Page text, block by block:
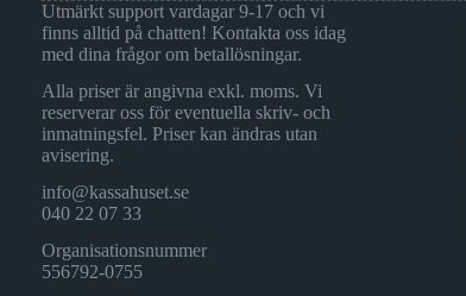
Utmärkt support vardagar 9-17 och vi
finns alltid på chatten! Kontakta oss idag
med dina frågor om betallösningar.
Alla priser är angivna exkl. moms. Vi
reserverar oss för eventuella skriv- och
inmatningsfel. Priser kan ändras utan
avisering.
info@kassahuset.se
040 22 07 33
Organisationsnummer
556792-0755